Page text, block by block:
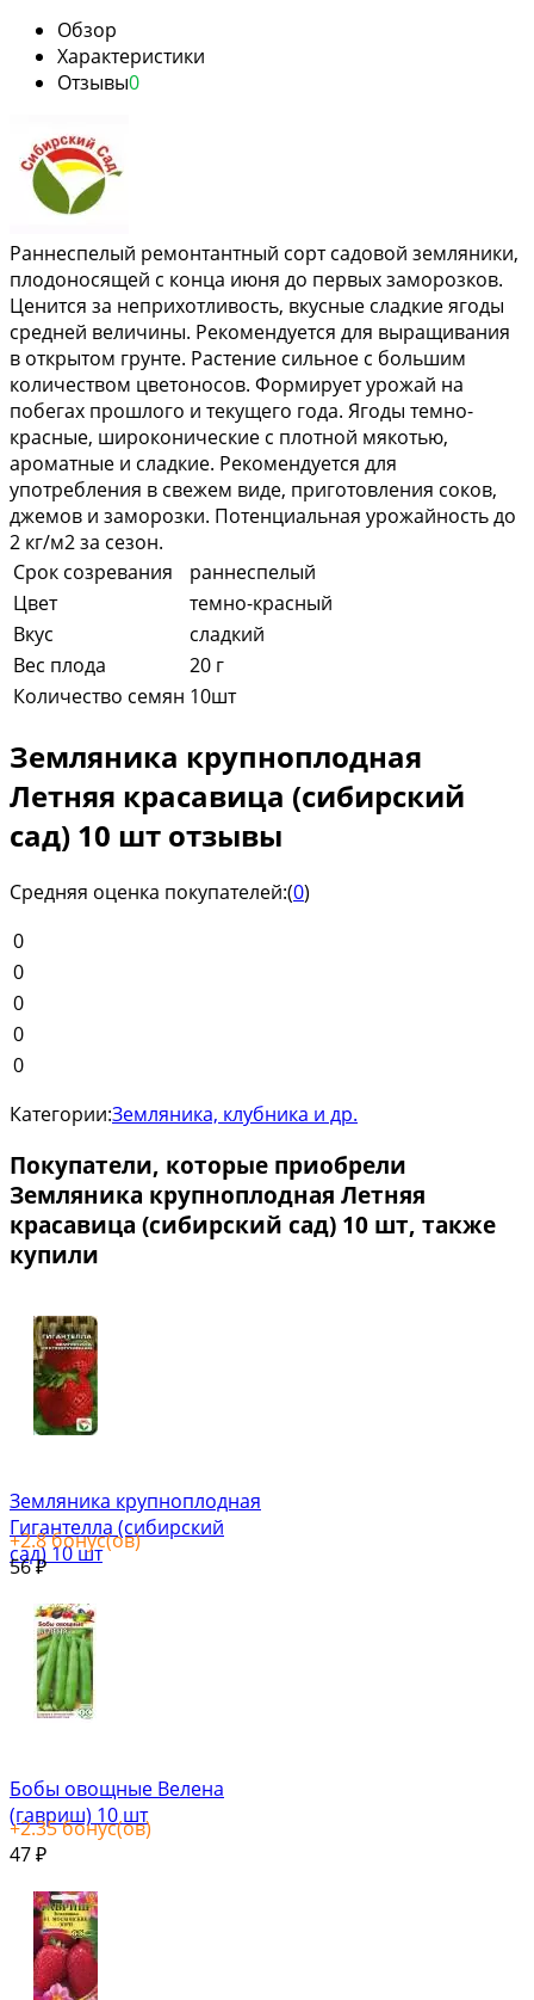
Обзор
Характеристики
Отзывы0
Раннеспелый ремонтантный сорт садовой земляники,
плодоносящей с конца июня до первых заморозков.
Ценится за неприхотливость, вкусные сладкие ягоды
средней величины. Рекомендуется для выращивания
в открытом грунте. Растение сильное с большим
количеством цветоносов. Формирует урожай на
побегах прошлого и текущего года. Ягоды темно-
красные, широконические с плотной мякотью,
ароматные и сладкие. Рекомендуется для
употребления в свежем виде, приготовления соков,
джемов и заморозки. Потенциальная урожайность до
2 кг/м2 за сезон.
Срок созревания
раннеспелый
Цвет
темно-красный
Вкус
сладкий
Вес плода
20 г
Количество семян 10шт
Земляника крупноплодная
Летняя красавица (сибирский
сад) 10 шт отзывы
Средняя оценка покупателей:(0)
0
0
0
0
0
Категории:Земляника, клубника и др.
Покупатели, которые приобрели
Земляника крупноплодная Летняя
красавица (сибирский сад) 10 шт, также
купили
Земляника крупноплодная
Гигантелла (сибирский
сад) 10 шт
+2.8бонус(ов)
56₽
Бобы овощные Велена
(гавриш) 10 шт
+2.35бонус(ов)
47 ₽